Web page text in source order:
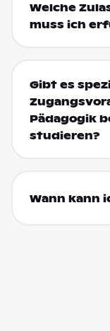
Welche
muss ich
Gibt es
Pädagogik
studieren?
Wann kann